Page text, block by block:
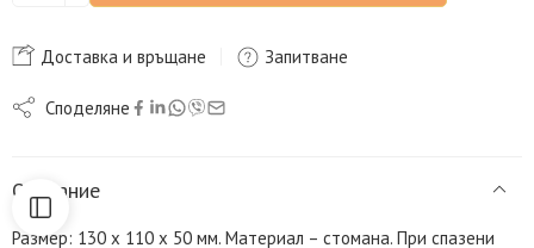
Доставка и връщане Запитване
Споделяне
Описание
Размер: 130 х 110 х 50 мм. Материал – стомана. При спазени